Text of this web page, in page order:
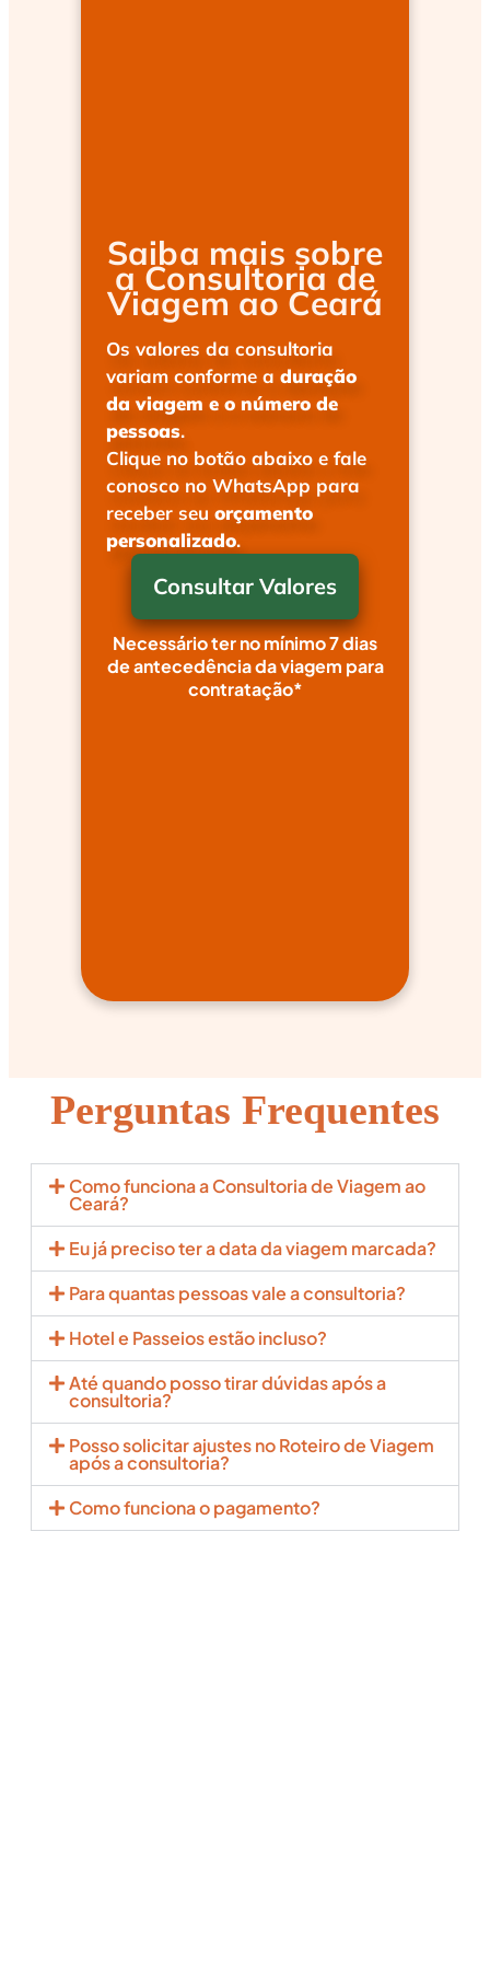
Saiba mais sobre
a Consultoria de
Viagem ao Ceará
Os valores da consultoria
variam conforme a duração
da viagem e o número de
pessoas.
Clique no botão abaixo e fale
conosco no WhatsApp para
receber seu orçamento
personalizado.
Consultar Valores
Necessário ter no mínimo 7 dias
de antecedência da viagem para
contratação*
Perguntas Frequentes
Como funciona a Consultoria de Viagem ao
Ceará?
Eu já preciso ter a data da viagem marcada?
Para quantas pessoas vale a consultoria?
Hotel e Passeios estão incluso?
Até quando posso tirar dúvidas após a
consultoria?
Posso solicitar ajustes no Roteiro de Viagem
após a consultoria?
Como funciona o pagamento?